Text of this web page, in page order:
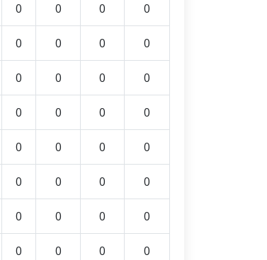
0 0 0 0
0 0 0 0
0 0 0 0
0 0 0 0
0 0 0 0
0 0 0 0
0 0 0 0
0 0 0 0